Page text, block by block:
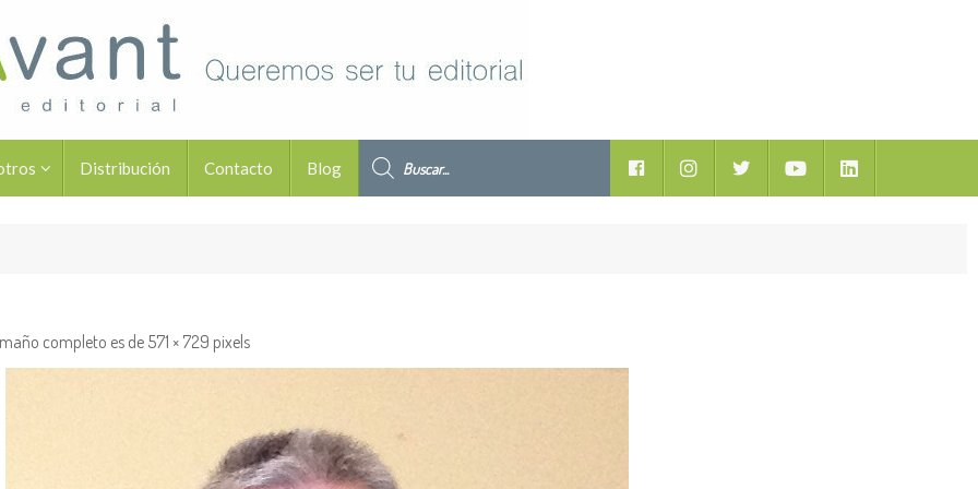
Distribución Contacto Blog
Facebook YoutubeLinkedIn
completo es de571 × 729 pixels